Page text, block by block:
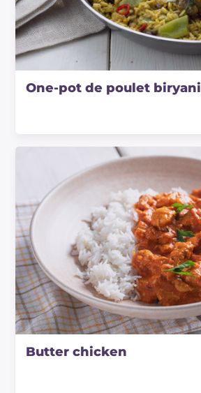
One-pot de poulet biryani
Butter chicken